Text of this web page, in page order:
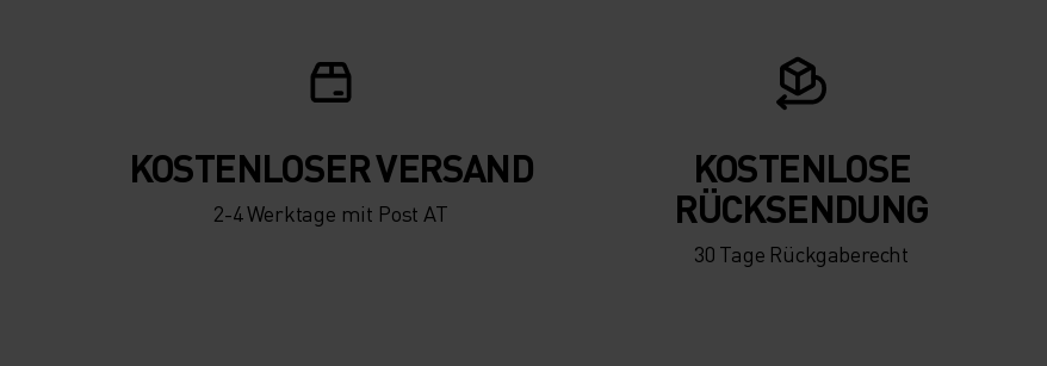
KOSTENLOSER VERSAND
2-4 Werktage mit Post AT
KOSTENLOSE
RÜCKSENDUNG
30 Tage Rückgaberecht